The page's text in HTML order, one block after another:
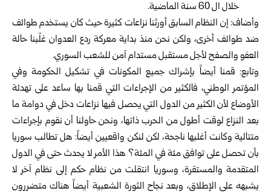
خلال ال 60 سنة الماضية.
وأضاف: إن النظام السابق أورثنا نزاعات كثيرة حيث كان يستخدم طوائف
ضد طوائف أخرى، ولكن نحن منذ بداية معركة ردع العدوان غلّبنا حالة
العفو والصفح لأجل مستقبل مستدام آمن للشعب السوري.
وتابع: قمنا أيضاً بإشراك جميع المكونات في تشكيل الحكومة وفي
المؤتمر الوطني، فالكثير من الإجراءات التي قمنا بها ساعد على تهدئة
الأوضاع لأن الكثير من الدول التي يحصل فيها نزاعات دخل في دوامة ما
بعد النزاع لوقت أطول من الحرب ذاتها، ونحن حاولنا أن نقوم بإجراءات
متتالية وكانت أغلبها ناجحة، لكن لنكن واقعيين أيضاً: هل تطالب سوريا
بأن تحصل على توافق مئة في المئة؟ هذا الأمر لا يحدث حتى في الدول
المتقدمة والمستقرة، وسوريا انتقلت من نظام حكم إلى نظام آخر لا
يشبهه على الإطلاق، وبعد نجاح الثورة الشعبية أيضاً هناك متضررون